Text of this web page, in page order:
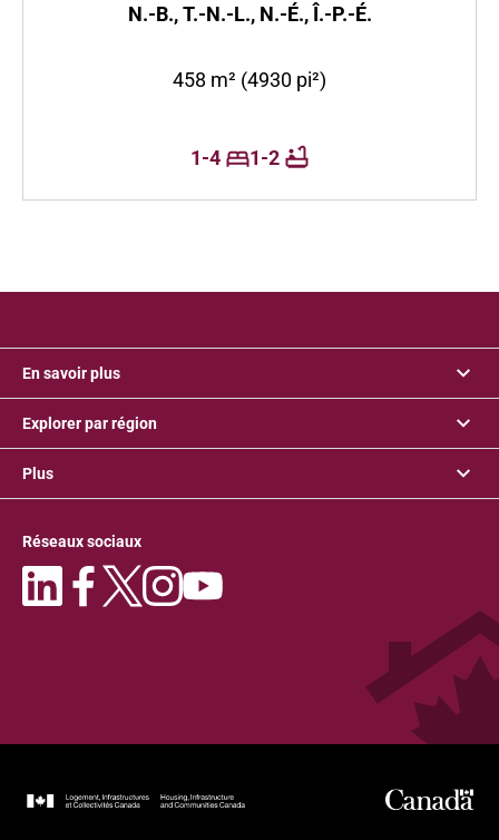
N.-B., T.-N.-L., N.-É., Î.-P.-É.
458 m² (4930 pi²)
1-4 1-2
En savoir plus
Explorer par région
Plus
Réseaux sociaux